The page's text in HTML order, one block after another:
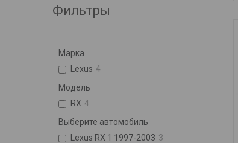
Фильтры
Марка
Lexus 4
Модель
RX 4
Выберите автомобиль
Lexus RX 1 1997-2003 3